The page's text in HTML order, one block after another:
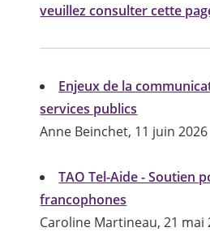
veuillez consulter cette
Enjeux de la
services publics
Anne Beinchet, 11 juin 2026
TAO Tel-Aide - Soutien
francophones
Caroline Martineau, 21 mai